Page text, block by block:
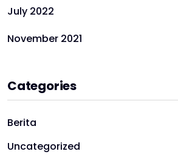
July 2022
November 2021
Categories
Berita
Uncategorized